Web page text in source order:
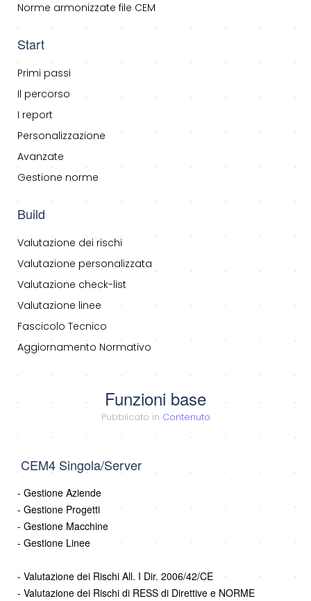
Norme armonizzate file CEM
Start
Primi passi
Il percorso
I report
Personalizzazione
Avanzate
Gestione norme
Build
Valutazione dei rischi
Valutazione personalizzata
Valutazione check-list
Valutazione linee
Fascicolo Tecnico
Aggiornamento Normativo
Funzioni base
Pubblicato in Contenuto
CEM4 Singola/Server
- Gestione Aziende
- Gestione Progetti
- Gestione Macchine
- Gestione Linee
- Valutazione dei Rischi All. I Dir. 2006/42/CE
- Valutazione dei Rischi di RESS di Direttive e NORME